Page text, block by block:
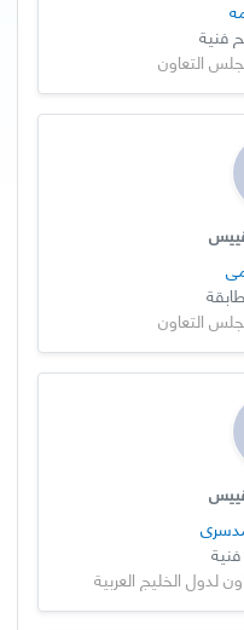
فنية
التعاون
التعاون
لدول الخليج العربية